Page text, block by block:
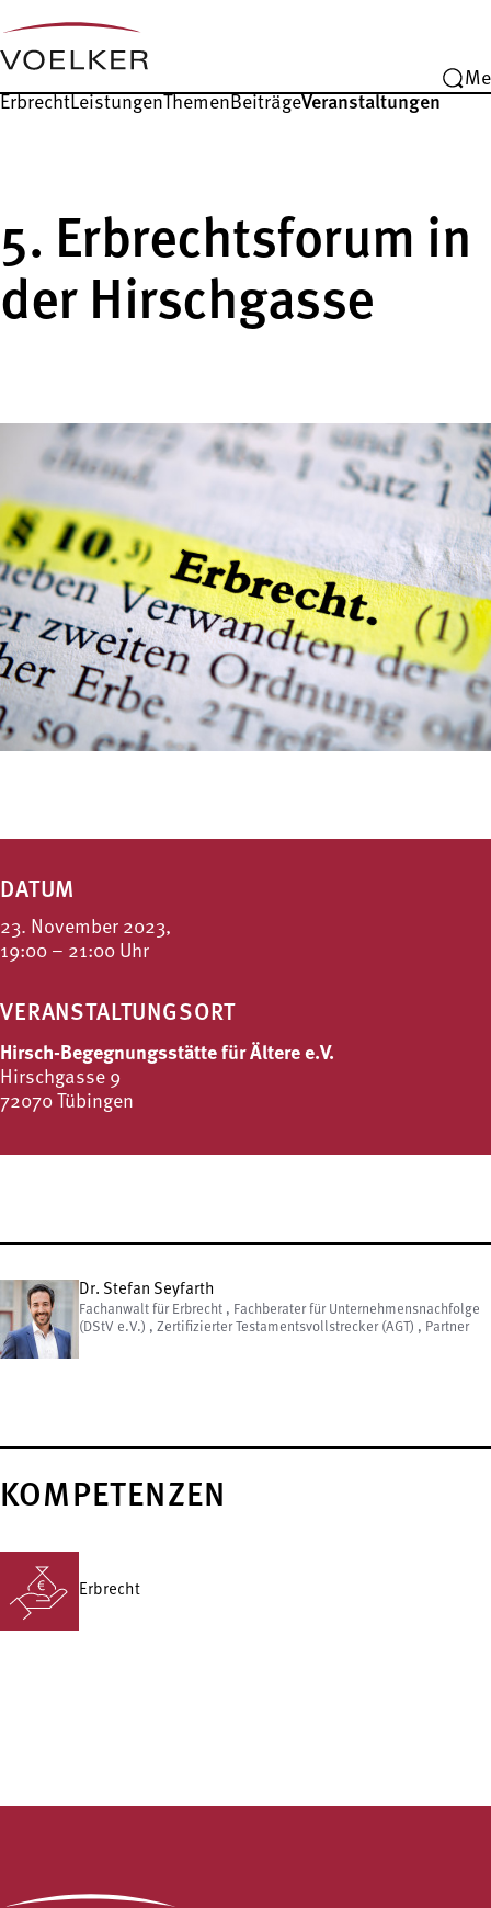
ErbrechtLeistungenThemenBeiträgeVeranstaltungen
5. Erbrechtsforum in
der Hirschgasse
DATUM
23. November 2023,
19:00 – 21:00 Uhr
VERANSTALTUNGSORT
Hirsch-Begegnungsstätte für Ältere e.V.
Hirschgasse 9
72070 Tübingen
Dr. Stefan Seyfarth
Fachanwalt für Erbrecht , Fachberater für Unternehmensnachfolge
(DStV e.V.) , Zertifizierter Testamentsvollstrecker (AGT) , Partner
KOMPETENZEN
Erbrecht